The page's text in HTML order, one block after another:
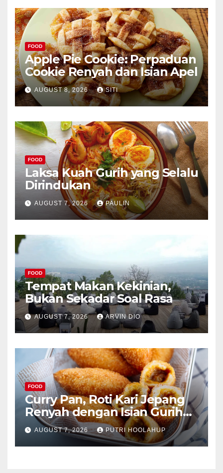
FOOD
Apple Pie Cookie: Perpaduan
Cookie Renyah dan Isian Apel
AUGUST 8, 2026 SITI
FOOD
Laksa Kuah Gurih yang Selalu
Dirindukan
AUGUST 7, 2026 PAULIN
FOOD
Tempat Makan Kekinian,
Bukan Sekadar Soal Rasa
AUGUST 7, 2026 ARVIN DIO
FOOD
Curry Pan, Roti Kari Jepang
Renyah dengan Isian Gurih
Menggoda
AUGUST 7, 2026 PUTRI HOOLAHUP